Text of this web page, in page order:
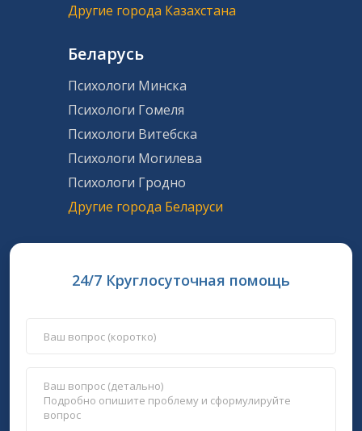
Другие города Казахстана
Беларусь
Психологи Минска
Психологи Гомеля
Психологи Витебска
Психологи Могилева
Психологи Гродно
Другие города Беларуси
24/7 Круглосуточная помощь